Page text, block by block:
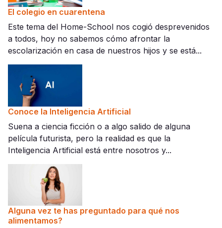
El colegio en cuarentena
Este tema del Home-School nos cogió desprevenidos
a todos, hoy no sabemos cómo afrontar la
escolarización en casa de nuestros hijos y se está...
Conoce la Inteligencia Artificial
Suena a ciencia ficción o a algo salido de alguna
película futurista, pero la realidad es que la
Inteligencia Artificial está entre nosotros y...
Alguna vez te has preguntado para qué nos
alimentamos?